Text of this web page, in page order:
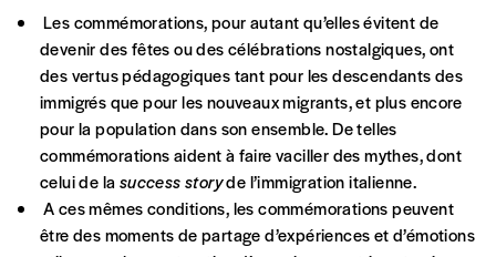
En pratique
Vous vous abonnez pour l’année civile en
cours ou vous commandez au numéro.
Vous indiquez si vous souhaitez recevoir la
revue en format papier ou numérique.
Vous renseignez vos coordonnées.
Vous versez le montant de votre choix sur le
compteIBAN BE34 0010 7305
Les commémorations, pour autant qu’elles évitent de
devenir des fêtes ou des célébrations nostalgiques, ont
des vertus pédagogiques tant pour les descendants des
immigrés que pour les nouveaux migrants, et plus encore
pour la population dans son ensemble. De telles
commémorations aident à faire vaciller des mythes, dont
celui de la success storyde l’immigration italienne.
A ces mêmes conditions, les commémorations peuvent
être des moments de partage d’expériences et d’émotions